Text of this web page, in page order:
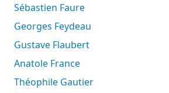
Sébastien Faure
Georges Feydeau
Gustave Flaubert
Anatole France
Théophile Gautier